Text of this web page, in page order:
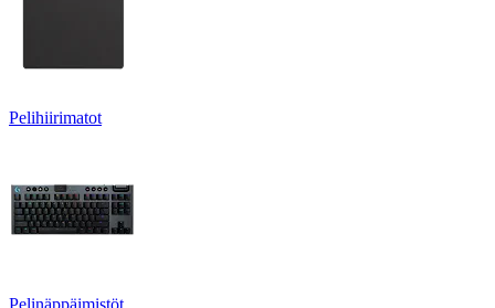
Pelihiirimatot
Pelinäppäimistöt